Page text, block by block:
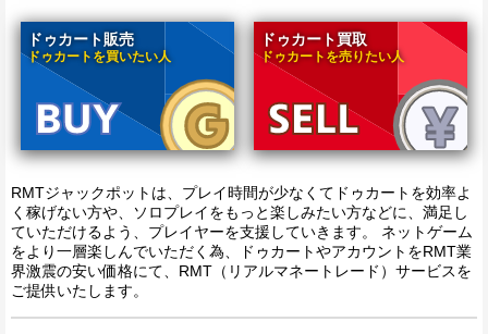
ドゥカート販売
ドゥカートを買いたい人
ドゥカート買取
ドゥカートを売りたい人
RMTジャックポットは、プレイ時間が少なくてドゥカートを効率よ
く稼げない方や、ソロプレイをもっと楽しみたい方などに、満足し
ていただけるよう、プレイヤーを支援していきます。 ネットゲーム
をより一層楽しんでいただく為、ドゥカートやアカウントをRMT業
界激震の安い価格にて、RMT（リアルマネートレード）サービスを
ご提供いたします。